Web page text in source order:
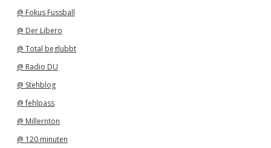
@ Fokus Fussball
@ Der Libero
@ Total beglubbt
@ Radio DU
@ Stehblog
@ fehlpass
@ Millernton
@ 120 minuten